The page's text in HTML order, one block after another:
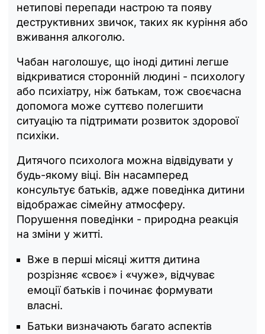
нетипові перепади настрою та появу
деструктивних звичок, таких як куріння або
вживання алкоголю.
Чабан наголошує, що іноді дитині легше
відкриватися сторонній людині - психологу
або психіатру, ніж батькам, тож своєчасна
допомога може суттєво полегшити
ситуацію та підтримати розвиток здорової
психіки.
Дитячого психолога можна відвідувати у
будь-якому віці. Він насамперед
консультує батьків, адже поведінка дитини
відображає сімейну атмосферу.
Порушення поведінки - природна реакція
на зміни у житті.
Вже в перші місяці життя дитина
розрізняє «своє» і «чуже», відчуває
емоції батьків і починає формувати
власні.
Батьки визначають багато аспектів